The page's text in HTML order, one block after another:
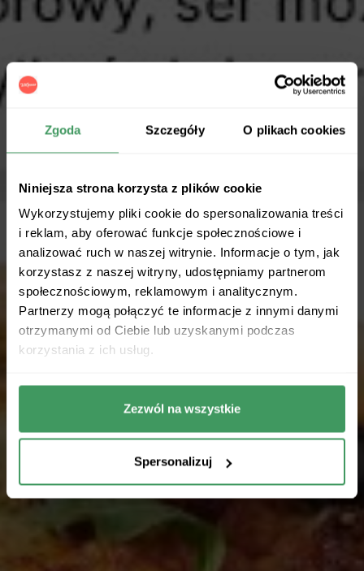
Zgoda Szczegóły O plikach cookies
Niniejsza strona korzysta z plików cookie
Wykorzystujemy pliki cookie do spersonalizowania treści
i reklam, aby oferować funkcje społecznościowe i
analizować ruch w naszej witrynie. Informacje o tym, jak
korzystasz z naszej witryny, udostępniamy partnerom
społecznościowym, reklamowym i analitycznym.
Partnerzy mogą połączyć te informacje z innymi danymi
otrzymanymi od Ciebie lub uzyskanymi podczas
korzystania z ich usług.
Zezwól na wszystkie
Spersonalizuj